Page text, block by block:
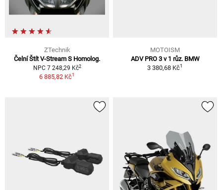
ZTechnik
Čelní Štít V-Stream S Homolog.
NPC 7 248,29 Kč2
6 885,82 Kč1
MOTOISM
ADV PRO 3 v 1 růz. BMW
3 380,68 Kč1